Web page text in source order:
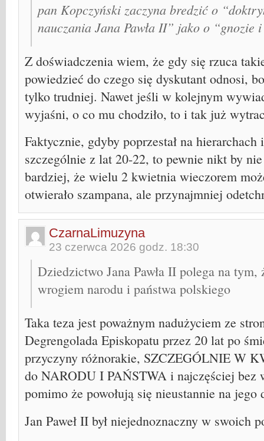
pan Kopczyński zaczyna bredzić o
nauczania Jana Pawła II” jako o “gnozie
Z doświadczenia wiem, że gdy się rzuca
powiedzieć do czego się dyskutant odnosi,
tylko trudniej. Nawet jeśli w kolejnym
wyjaśni, o co mu chodziło, to i tak już
Faktycznie, gdyby poprzestał na hierarchach
szczególnie z lat 20-22, to pewnie nikt by nie
bardziej, że wielu 2 kwietnia wieczorem
otwierało szampana, ale przynajmniej
CzarnaLimuzyna
23 czerwca 2026 godz. 18:30
Dziedzictwo Jana Pawła II polega na tym,
wrogiem narodu i państwa polskiego
Taka teza jest poważnym nadużyciem ze
Degrengolada Episkopatu przez 20 lat po
przyczyny różnorakie, SZCZEGÓLNIE W
do NARODU I PAŃSTWA i najczęściej bez
pomimo że powołują się nieustannie na jego
Jan Paweł II był niejednoznaczny w swoich